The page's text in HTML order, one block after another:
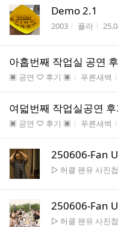
Demo 2.1
게시판명
2003 작성자
플라 작
아홉번째 작업실 공연
게시판명
▣ 공연 ♡ 후기 ▣ 작성자
푸른새벽
여덟번째 작업실공연
게시판명
▣ 공연 ♡ 후기 ▣ 작성자
푸른새벽
250606-Fan
게시판명
▷ 허클 팬유 사진첩
250606-Fan
게시판명
▷ 허클 팬유 사진첩